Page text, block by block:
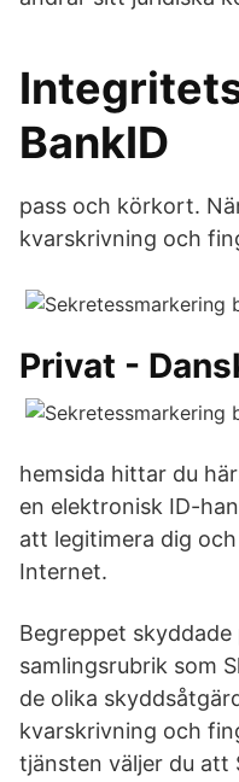
BankID
pass och körkort.
kvarskrivning och
Privat -
hemsida hittar du
en elektronisk ID-
att legitimera dig
Internet.
Begreppet
samlingsrubrik som
de olika
kvarskrivning och
tjänsten väljer du att